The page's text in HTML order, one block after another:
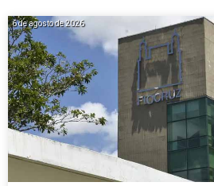
6 de agosto de 2026